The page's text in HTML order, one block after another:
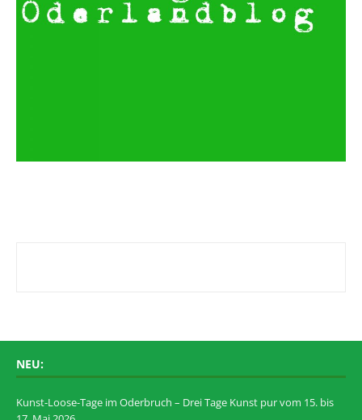
NEU:
Kunst-Loose-Tage im Oderbruch – Drei Tage Kunst pur vom 15. bis